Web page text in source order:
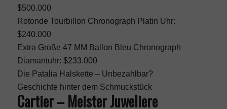
$500.000
Rotonde Tourbillon Chronograph Platin Uhr:
$240.000
Extra Große 47 MM Ballon Bleu Chronograph
Diamantuhr: $233.000
Die Patalia Halskette – Unbezahlbar?
Geschichte hinter dem Schmuckstück
Cartier – Meister Juweliere